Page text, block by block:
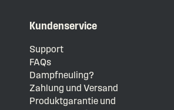
Kundenservice
Support
FAQs
Dampfneuling?
Zahlung und Versand
Produktgarantie und